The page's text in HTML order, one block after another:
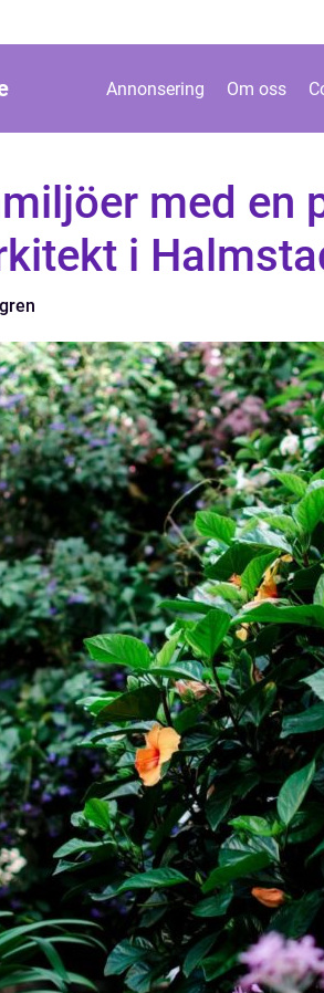
Annonsering Om oss
med en
i